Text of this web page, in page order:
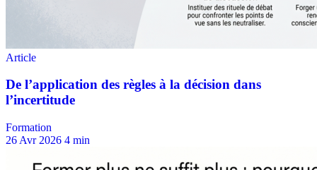
Formation
26 Avr 2026 4 min